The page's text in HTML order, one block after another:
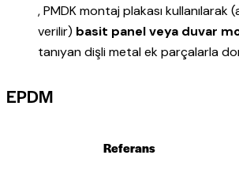
, PMDK montaj plakası kullanılarak
verilir) basit panel veya duvar
tanıyan dişli metal ek parçalarla
EPDM
Referans